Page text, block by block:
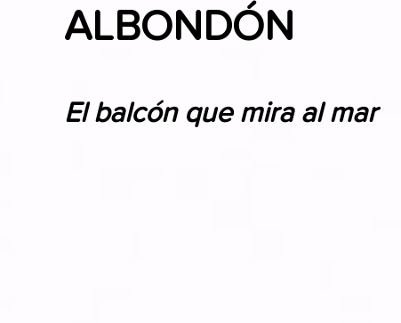
ALBONDÓN
El balcón que mira al mar